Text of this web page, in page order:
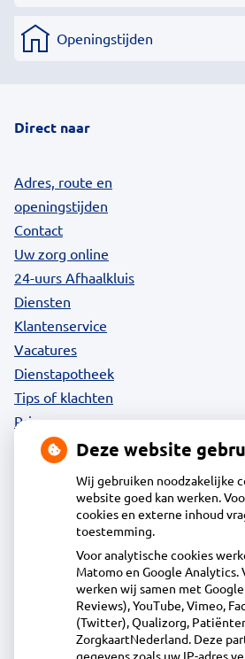
Openingstijden
Direct naar
Adres, route en
openingstijden
Contact
Uw zorg online
24-uurs Afhaalkluis
Diensten
Klantenservice
Vacatures
Dienstapotheek
Tips of klachten
Privacy
Acdapha Apotheek Langedijk
Voorburggracht 212, 1722GV
0226313918
info@apotheeklangedijk.nl
Inschrijven
Deze website
Wij gebruiken noodzakelijke
website goed kan werken.
cookies en externe inhoud
toestemming.
Voor analytische cookies
Matomo en Google
werken wij samen met
Reviews), YouTube, Vimeo,
(Twitter), Qualizorg,
ZorgkaartNederland. Deze
gegevens zoals uw IP-adres